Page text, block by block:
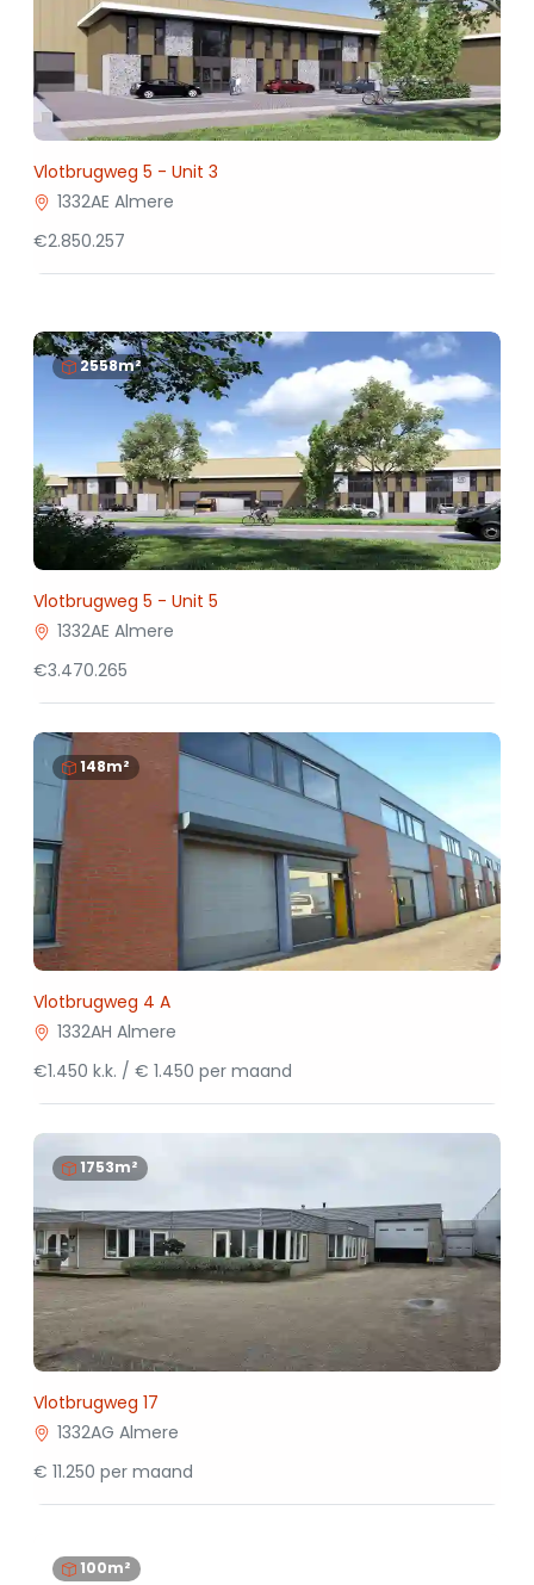
Vlotbrugweg 5 - Unit 3
1332AE Almere
€2.850.257
2558m²
Vlotbrugweg 5 - Unit 5
1332AE Almere
€3.470.265
148m²
Vlotbrugweg 4 A
1332AH Almere
€1.450 k.k. / € 1.450 per maand
1753m²
Vlotbrugweg 17
1332AG Almere
€ 11.250 per maand
100m²